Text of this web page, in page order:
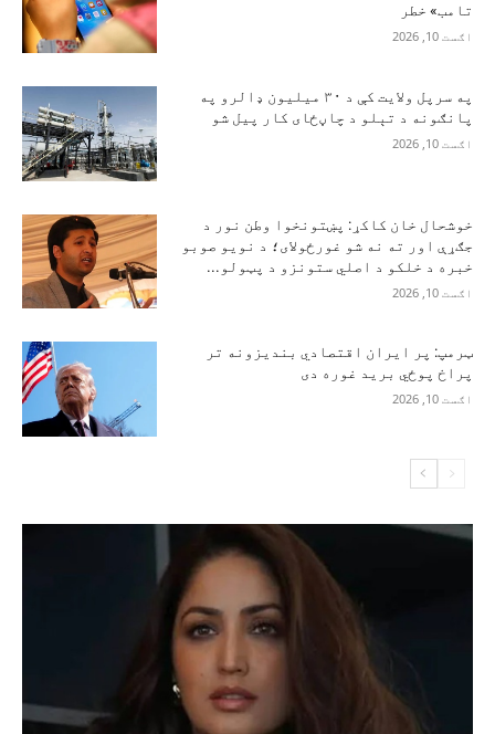
تامب» خطر
اګست 10, 2026
په سرپل ولایت کې د ۳۰ میلیون ډالرو په
پانګونه د تېلو د چاڼځای کار پیل شو
اګست 10, 2026
خوشحال خان کاکړ: پښتونخوا وطن نور د
جګړې اور ته نه شو غورځولای؛ د نویو صوبو
خبره د خلکو د اصلي ستونزو د پټولو...
اګست 10, 2026
ټرمپ: پر ایران اقتصادي بندیزونه تر
پراخ پوځي برید غوره دی
اګست 10, 2026